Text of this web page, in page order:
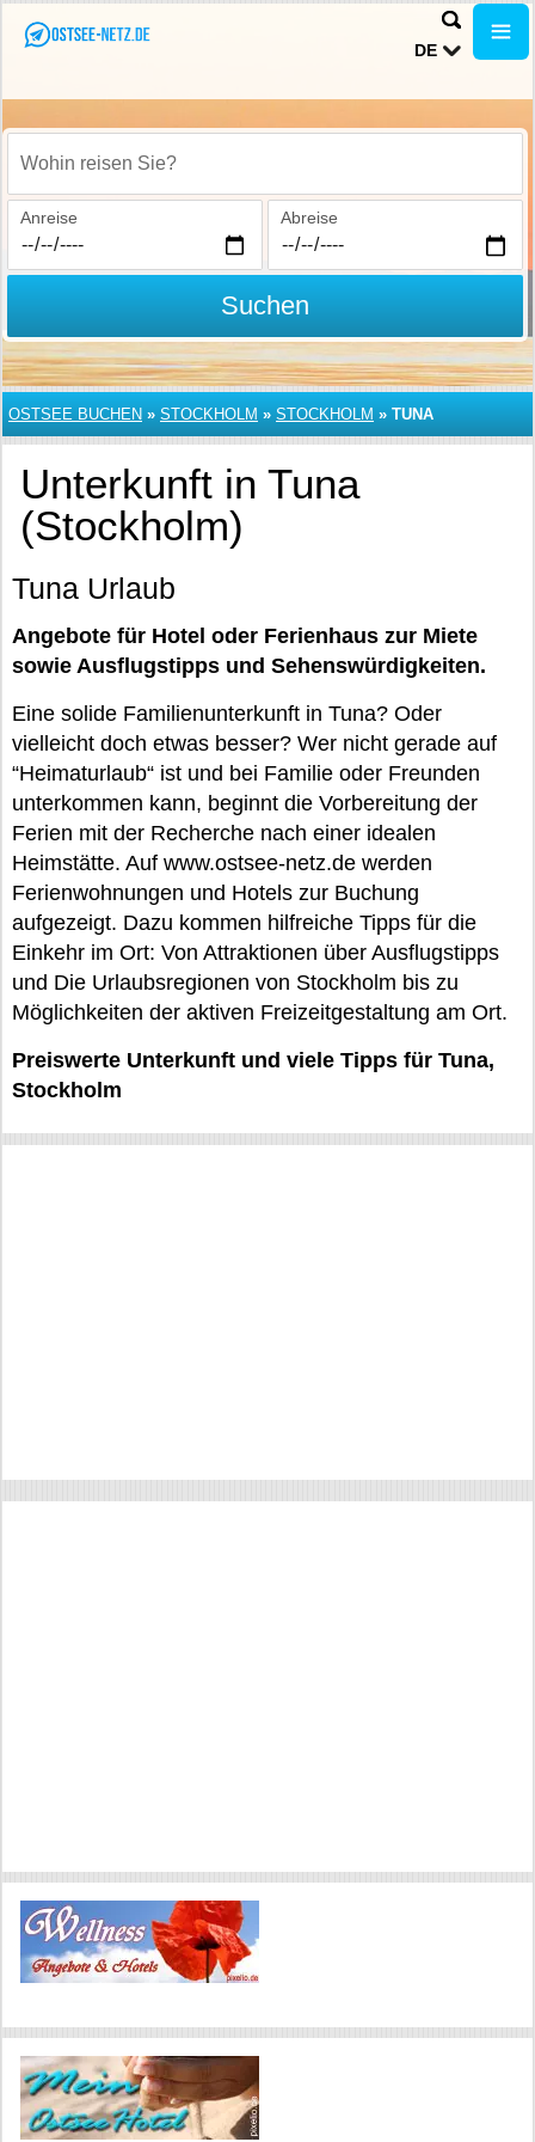
DE
Wohin reisen Sie?
Anreise Abreise
Suchen
OSTSEE BUCHEN » STOCKHOLM » STOCKHOLM » TUNA
Unterkunft in Tuna
(Stockholm)
Tuna Urlaub
Angebote für Hotel oder Ferienhaus zur Miete
sowie Ausflugstipps und Sehenswürdigkeiten.
Eine solide Familienunterkunft in Tuna? Oder
vielleicht doch etwas besser? Wer nicht gerade auf
“Heimaturlaub“ ist und bei Familie oder Freunden
unterkommen kann, beginnt die Vorbereitung der
Ferien mit der Recherche nach einer idealen
Heimstätte. Auf www.ostsee-netz.de werden
Ferienwohnungen und Hotels zur Buchung
aufgezeigt. Dazu kommen hilfreiche Tipps für die
Einkehr im Ort: Von Attraktionen über Ausflugstipps
und Die Urlaubsregionen von Stockholm bis zu
Möglichkeiten der aktiven Freizeitgestaltung am Ort.
Preiswerte Unterkunft und viele Tipps für Tuna,
Stockholm